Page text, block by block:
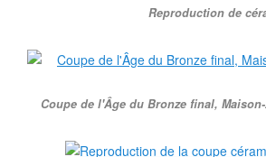
Reproduction de
Coupe de l'Âge du Bronze final,